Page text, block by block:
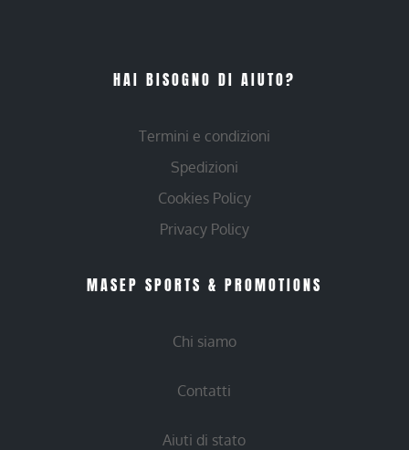
HAI BISOGNO DI AIUTO?
Termini e condizioni
Spedizioni
Cookies Policy
Privacy Policy
MASEP SPORTS & PROMOTIONS
Chi siamo
Contatti
Aiuti di stato